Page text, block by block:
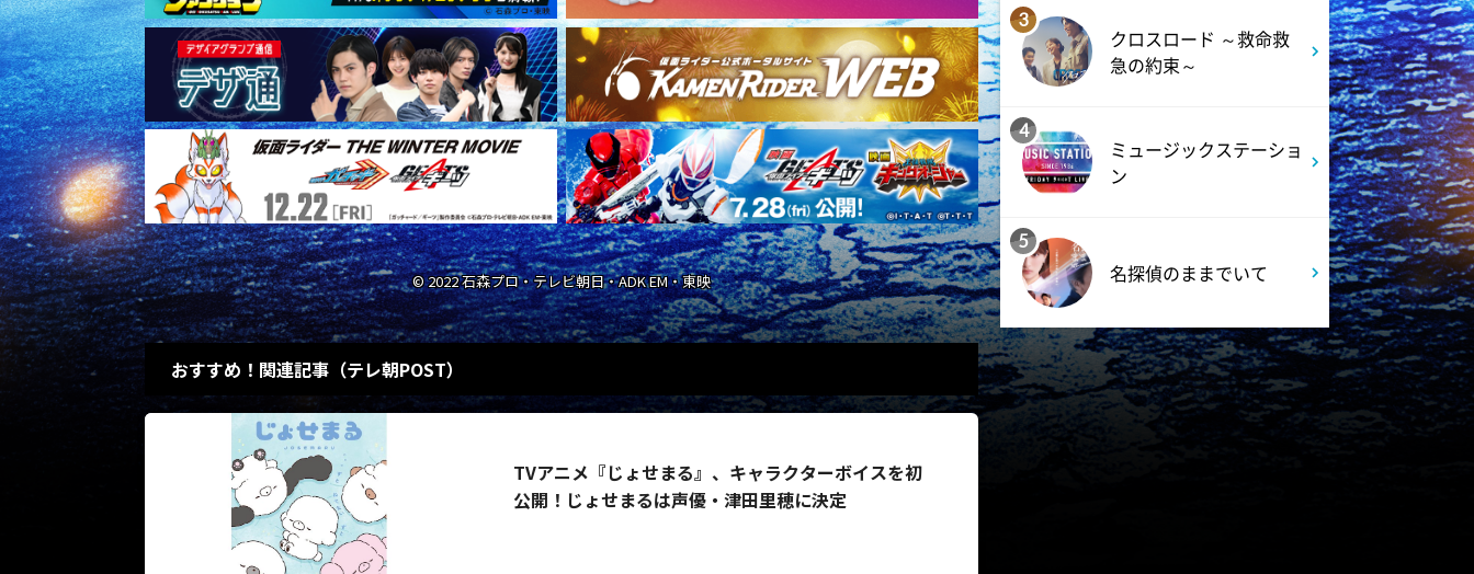
© 2022 石森プロ・テレビ朝日・ADK EM・東映
おすすめ！関連記事（テレ朝POST）
TVアニメ『じょせまる』、キャラクターボイスを初
公開！じょせまるは声優・津田里穂に決定
深夜 0:45
見取り図じゃん
深夜 1:15
あざとくて何が悪いの? 令和
最新!男女の出会いの場「相席
深夜 1:50
深夜 1:52
全力坂
3
クロスロード ～救命救
急の約束～
4
ミュージックステーショ
ン
5
名探偵のままでいて